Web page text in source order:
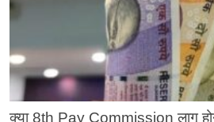
क्या 8th Pay Commission लागू